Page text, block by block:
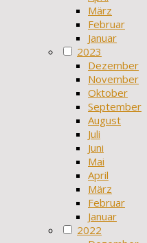
März
Februar
Januar
2023
Dezember
November
Oktober
September
August
Juli
Juni
Mai
April
März
Februar
Januar
2022